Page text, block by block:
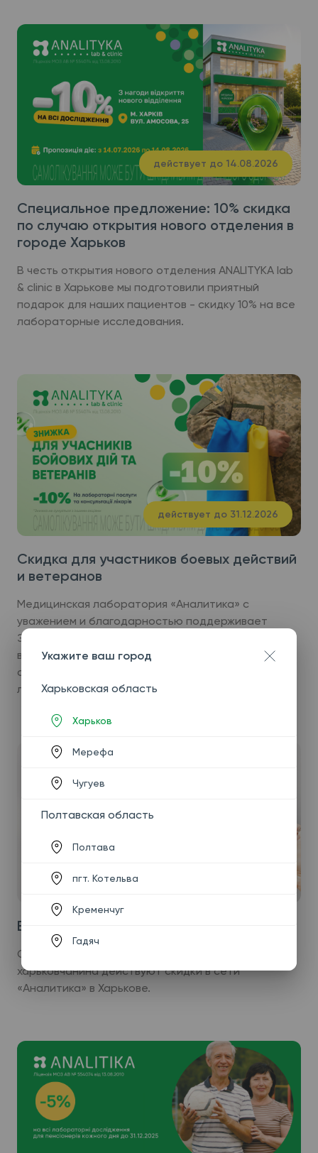
действует до 14.08.2026
Специальное предложение: 10% скидка
по случаю открытия нового отделения в
городе Харьков
В честь открытия нового отделения ANALITYKA lab
& clinic в Харькове мы подготовили приятный
подарок для наших пациентов - скидку 10% на все
лабораторные исследования.
действует до 31.12.2026
Скидка для участников боевых действий
и ветеранов
Медицинская лаборатория «Аналитика» с
уважением и благодарностью поддерживает
Защитников и Защитниц Украины, ветеранов
войны и семьи погибших Героев. В рамках
специального предложения действует скидка на
лабораторные услуги и консультации.
Есть карточка - есть скидка
С 18.12.2024 для каждого владельца карты
харьковчанина действуют скидки в сети
«Аналитика» в Харькове.
Укажите ваш город
Харьковская область
Харьков
Мерефа
Чугуев
Полтавская область
Полтава
пгт. Котельва
Кременчуг
Гадяч